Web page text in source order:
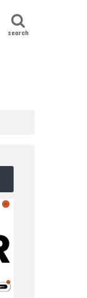
search